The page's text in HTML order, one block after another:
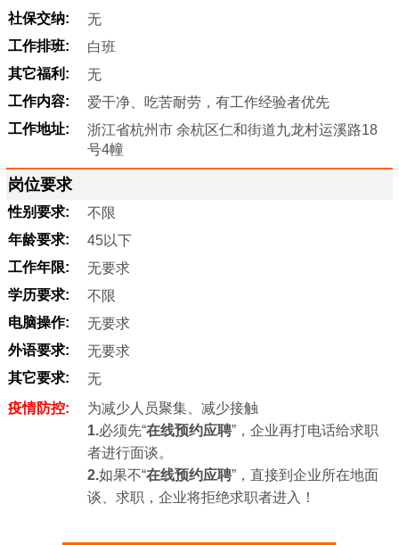
社保交纳:
无
工作排班:
白班
其它福利:
无
工作内容:
爱干净、吃苦耐劳，有工作经验者优先
工作地址:
浙江省杭州市 余杭区仁和街道九龙村运溪路18
号4幢
岗位要求
性别要求:
不限
年龄要求:
45以下
工作年限:
无要求
学历要求:
不限
电脑操作:
无要求
外语要求:
无要求
其它要求:
无
疫情防控:
为减少人员聚集、减少接触
1.必须先“在线预约应聘”，企业再打电话给求职
者进行面谈。
2.如果不“在线预约应聘”，直接到企业所在地面
谈、求职，企业将拒绝求职者进入！